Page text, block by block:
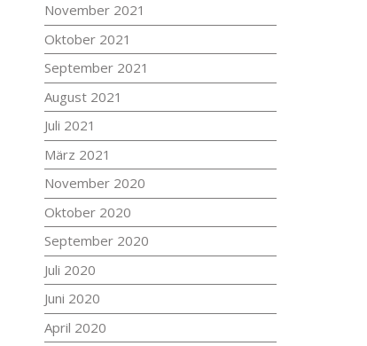
November 2021
Oktober 2021
September 2021
August 2021
Juli 2021
März 2021
November 2020
Oktober 2020
September 2020
Juli 2020
Juni 2020
April 2020